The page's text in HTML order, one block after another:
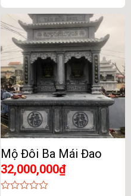
0
out
of
Mộ Đôi Ba Mái Đao
32,000,000₫